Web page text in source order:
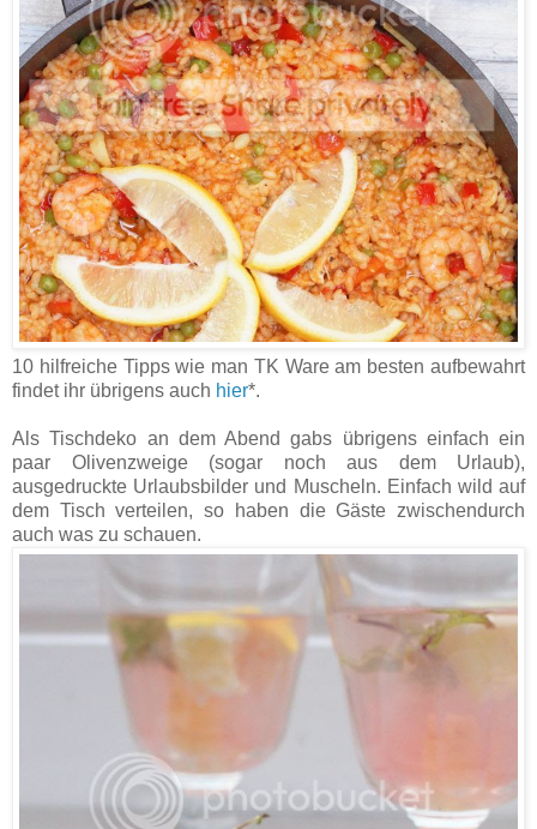
10 hilfreiche Tipps wie man TK Ware am besten aufbewahrt
findet ihr übrigens auch hier*.
Als Tischdeko an dem Abend gabs übrigens einfach ein
paar Olivenzweige (sogar noch aus dem Urlaub),
ausgedruckte Urlaubsbilder und Muscheln. Einfach wild auf
dem Tisch verteilen, so haben die Gäste zwischendurch
auch was zu schauen.